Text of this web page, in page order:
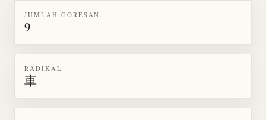
JUMLAH GORESAN
9
RADIKAL
車